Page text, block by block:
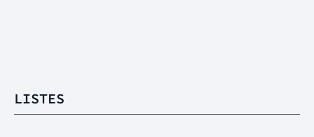
LISTES